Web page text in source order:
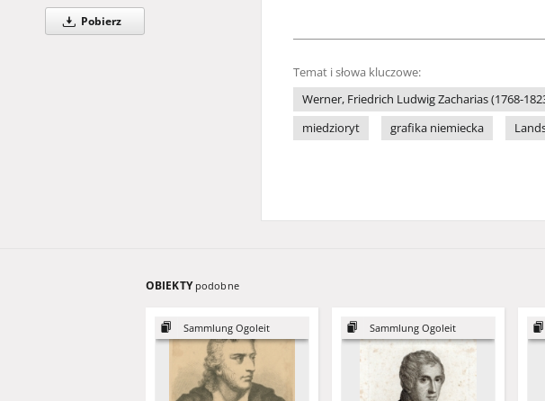
Pobierz
Temat i słowa kluczowe:
Werner, Friedrich Ludwig Zacharias (1768-
miedzioryt
grafika niemiecka
OBIEKTY podobne
Sammlung Ogoleit Sammlung Ogoleit